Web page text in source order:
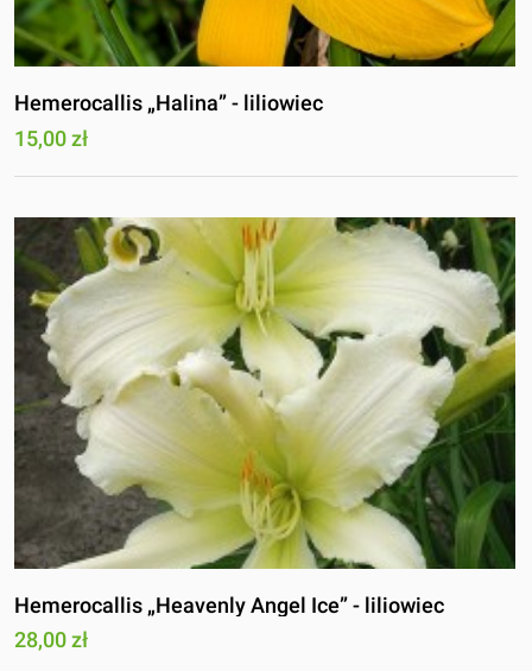
Hemerocallis „Halina” - liliowiec
15,00 zł
Hemerocallis „Heavenly Angel Ice” - liliowiec
28,00 zł